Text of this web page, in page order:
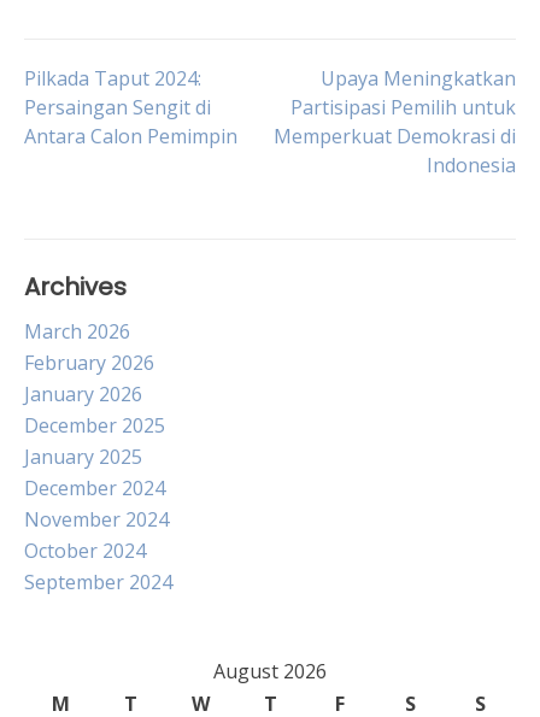
Post
navigation
Pilkada Taput 2024:
Persaingan Sengit di
Antara Calon Pemimpin
Upaya Meningkatkan
Partisipasi Pemilih untuk
Memperkuat Demokrasi di
Indonesia
Archives
March 2026
February 2026
January 2026
December 2025
January 2025
December 2024
November 2024
October 2024
September 2024
August 2026
M
T W T F S
S